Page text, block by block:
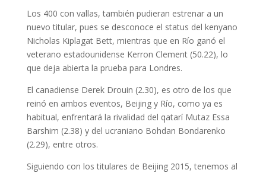
Los 400 con vallas, también pudieran estrenar a un
nuevo titular, pues se desconoce el status del kenyano
Nicholas Kiplagat Bett, mientras que en Río ganó el
veterano estadounidense Kerron Clement (50.22), lo
que deja abierta la prueba para Londres.
El canadiense Derek Drouin (2.30), es otro de los que
reinó en ambos eventos, Beijing y Río, como ya es
habitual, enfrentará la rivalidad del qatarí Mutaz Essa
Barshim (2.38) y del ucraniano Bohdan Bondarenko
(2.29), entre otros.
Siguiendo con los titulares de Beijing 2015, tenemos al